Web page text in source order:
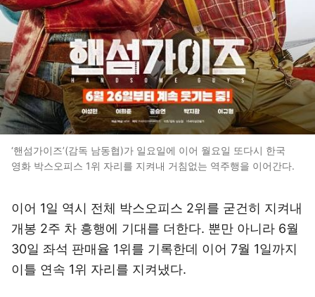
‘핸섬가이즈’(감독 남동협)가 일요일에 이어 월요일 또다시 한국
영화 박스오피스 1위 자리를 지켜내 거침없는 역주행을 이어간다.
이어 1일 역시 전체 박스오피스 2위를 굳건히 지켜내
개봉 2주 차 흥행에 기대를 더한다. 뿐만 아니라 6월
30일 좌석 판매율 1위를 기록한데 이어 7월 1일까지
이틀 연속 1위 자리를 지켜냈다.